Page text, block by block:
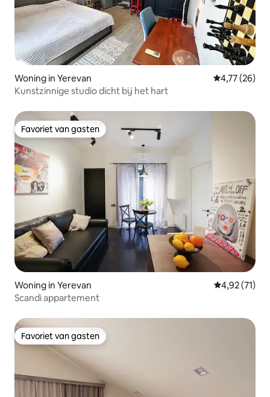
Woning in Yerevan Gemiddelde
4,77 (26)
Kunstzinnige studio dicht bij het hart
Favoriet van gasten
Favoriet van gasten
Woning in Yerevan Gemiddelde
4,92 (71)
Scandi appartement
Favoriet van gasten
Favoriet van gasten